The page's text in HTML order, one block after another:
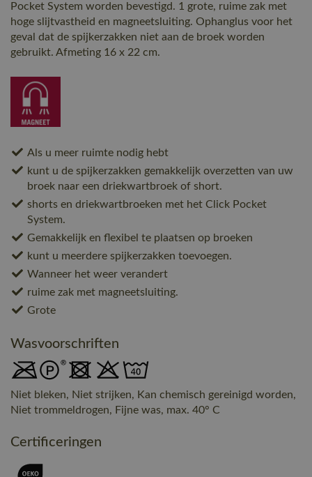
Pocket System worden bevestigd. 1 grote, ruime zak met
hoge slijtvastheid en magneetsluiting. Ophanglus voor het
geval dat de spijkerzakken niet aan de broek worden
gebruikt. Afmeting 16 x 22 cm.
Als u meer ruimte nodig hebt
kunt u de spijkerzakken gemakkelijk overzetten van uw
broek naar een driekwartbroek of short.
shorts en driekwartbroeken met het Click Pocket
System.
Gemakkelijk en flexibel te plaatsen op broeken
kunt u meerdere spijkerzakken toevoegen.
Wanneer het weer verandert
ruime zak met magneetsluiting.
Grote
Wasvoorschriften
Niet bleken, Niet strijken, Kan chemisch gereinigd worden,
Niet trommeldrogen, Fijne was, max. 40° C
Certificeringen